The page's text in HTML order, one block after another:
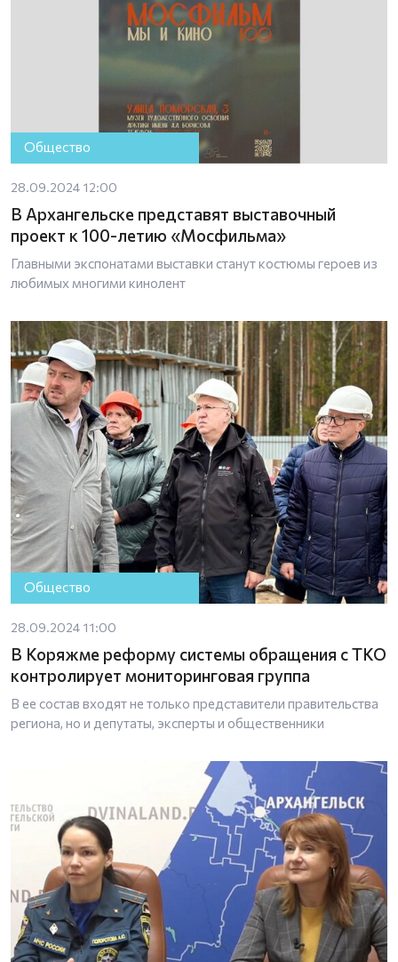
Общество
28.09.2024 12:00
В Архангельске представят выставочный
проект к 100-летию «Мосфильма»
Главными экспонатами выставки станут костюмы героев из
любимых многими кинолент
Общество
28.09.2024 11:00
В Коряжме реформу системы обращения с ТКО
контролирует мониторинговая группа
В ее состав входят не только представители правительства
региона, но и депутаты, эксперты и общественники